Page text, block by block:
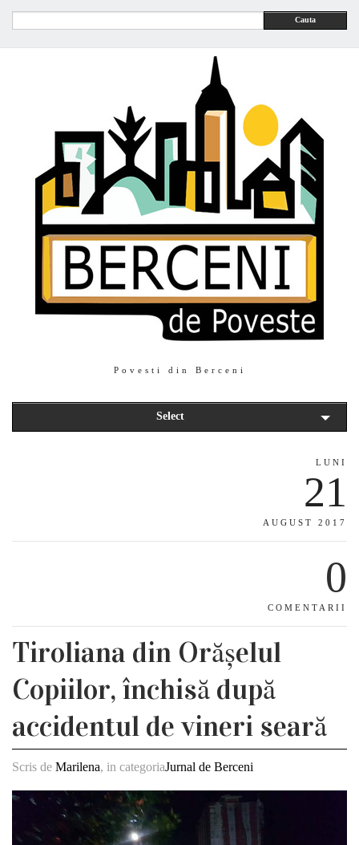
Cauta
Povesti din Berceni
Select
LUNI
21
AUGUST 2017
0
COMENTARII
Tiroliana din Orășelul
Copiilor, închisă după
accidentul de vineri seară
Scris de Marilena, in categoriaJurnal de Berceni